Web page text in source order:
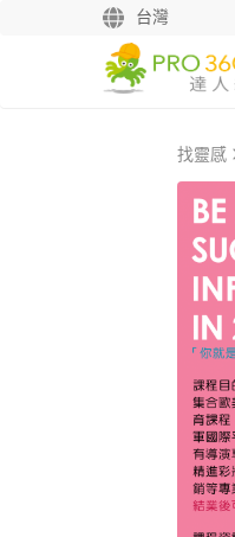
台灣
找靈感